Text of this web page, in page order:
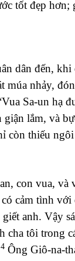
tốt đẹp
dân đến, khi
múa nhảy,
Sa-un hạ
giận lắm, và
còn thiếu
con vua,
có cảm tình
giết anh. Vậy
cha tôi trong
4Ông Giô-na-